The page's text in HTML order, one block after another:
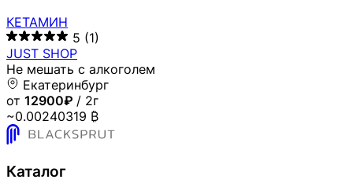
КЕТАМИН
5 (1)
JUST SHOP
Не мешать с алкоголем
Екатеринбург
от 12900₽ / 2г
~0.00240319 ₿
Каталог